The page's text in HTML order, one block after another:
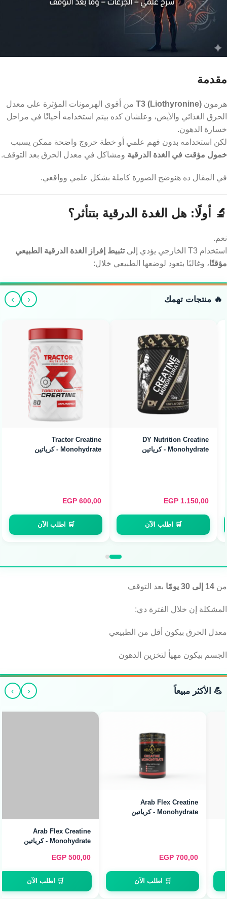
مقدمة
هرمون T3 (Liothyronine) من أقوى الهرمونات المؤثرة على معدل
الحرق الغذائي والأيض، وعلشان كده بيتم استخدامه أحيانًا في مراحل
خسارة الدهون.
لكن استخدامه بدون فهم علمي أو خطة خروج واضحة ممكن يسبب
خمول مؤقت في الغدة الدرقية ومشاكل في معدل الحرق بعد التوقف.
في المقال ده هنوضح الصورة كاملة بشكل علمي وواقعي.
🔬 أولًا: هل الغدة الدرقية بتتأثر؟
نعم.
استخدام T3 الخارجي يؤدي إلى
تثبيط إفراز الغدة الدرقية الطبيعي
مؤقتًا، وغالبًا بتعود لوضعها الطبيعي خلال:
🔥 منتجات تهمك ‹
›
DY Nutrition Creatine
Monohydrate - كرياتين
1.150,00
EGP
🛒 اطلب الآن
Tractor Creatine
Monohydrate - كرياتين
600,00
EGP
🛒 اطلب الآن
من 14 إلى 30 يومًا بعد التوقف
المشكلة إن خلال الفترة دي:
معدل الحرق بيكون أقل من الطبيعي
الجسم بيكون مهيأ لتخزين الدهون
💪 الأكثر مبيعاً ‹
›
Arab Flex Creatine
Monohydrate - كرياتين
700,00
EGP
🛒 اطلب الآن
مونوهيدرات (240g / 80
Servings)
500,00
EGP
🛒 اطلب الآن